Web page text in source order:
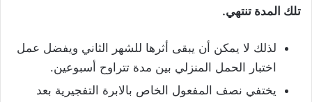
تلك المدة تنتهي.
لذلك لا يمكن أن يبقى أثرها للشهر الثاني ويفضل عمل
اختبار الحمل المنزلي بين مدة تتراوح أسبوعين.
يختفي نصف المفعول الخاص بالابرة التفجيرية بعد